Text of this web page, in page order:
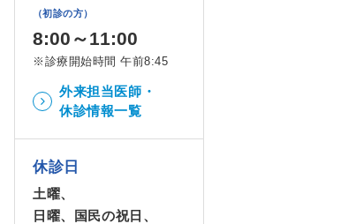
（初診の方）
8:00～11:00
※診療開始時間 午前8:45
外来担当医師・
休診情報一覧
休診日
土曜、
日曜、国民の祝日、